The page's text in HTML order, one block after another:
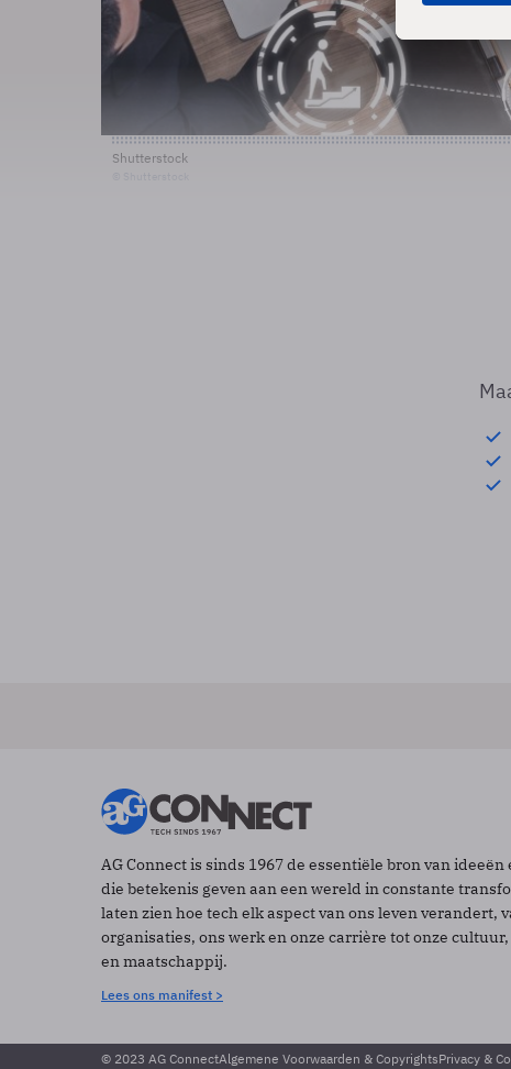
Shutterstock
AG Connect is sinds 1967 de essentiële bron van
die betekenis geven aan een wereld in constante
laten zien hoe tech elk aspect van ons leven verandert,
organisaties, ons werk en onze carrière tot onze
en maatschappij.
Lees ons manifest >
© 2023 AG ConnectAlgemene Voorwaarden & CopyrightsPrivacy &